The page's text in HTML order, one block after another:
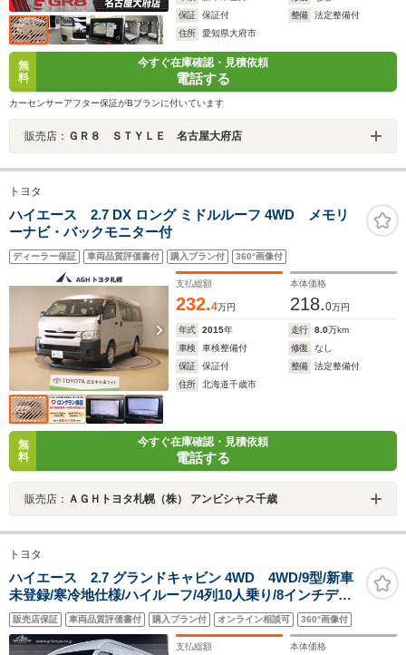
保証
保証付 整備
法定整備付
住所
愛知県大府市
無
料
今すぐ在庫確認・見積依頼
電話する
カーセンサーアフター保証がBプランに付いています
販売店： ＧＲ８ ＳＴＹＬＥ 名古屋大府店
トヨタ
ハイエース 2.7 DX ロング ミドルルーフ 4WD メモリ
ーナビ・バックモニター付
ディーラー保証 車両品質評価書付 購入プラン付 360°画像付
支払総額
232.4万円
本体価格
218.0万円
年式 2015年 走行 8.0万km
車検
車検整備付 修復
なし
保証
保証付 整備
法定整備付
住所
北海道千歳市
無
料
今すぐ在庫確認・見積依頼
電話する
販売店： ＡＧＨトヨタ札幌（株） アンビシャス千歳
トヨタ
ハイエース 2.7 グランドキャビン 4WD 4WD/9型/新車
未登録/寒冷地仕様/ハイルーフ/4列10人乗り/8インチディ
スプレイオーディオプラス/パノラミックビューモニター/
デジタルインナーミラー/パワースライドドア/Bi-Beamヘ
ッド
販売店保証 車両品質評価書付 購入プラン付 オンライン相談可 360°画像付
支払総額 本体価格